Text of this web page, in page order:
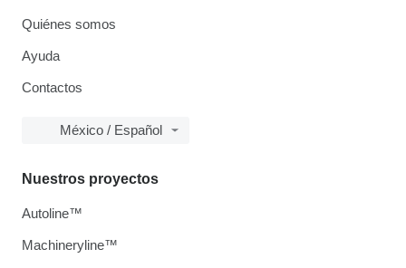
Quiénes somos
Ayuda
Contactos
México / Español
Nuestros proyectos
Autoline™
Machineryline™